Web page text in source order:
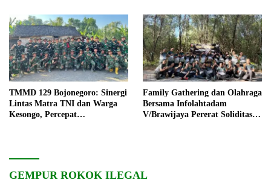
TMMD 129 Bojonegoro: Sinergi
Lintas Matra TNI dan Warga
Kesongo, Percepat
Family Gathering dan Olahraga
Bersama Infolahtadam
V/Brawijaya Pererat Soliditas
GEMPUR ROKOK ILEGAL